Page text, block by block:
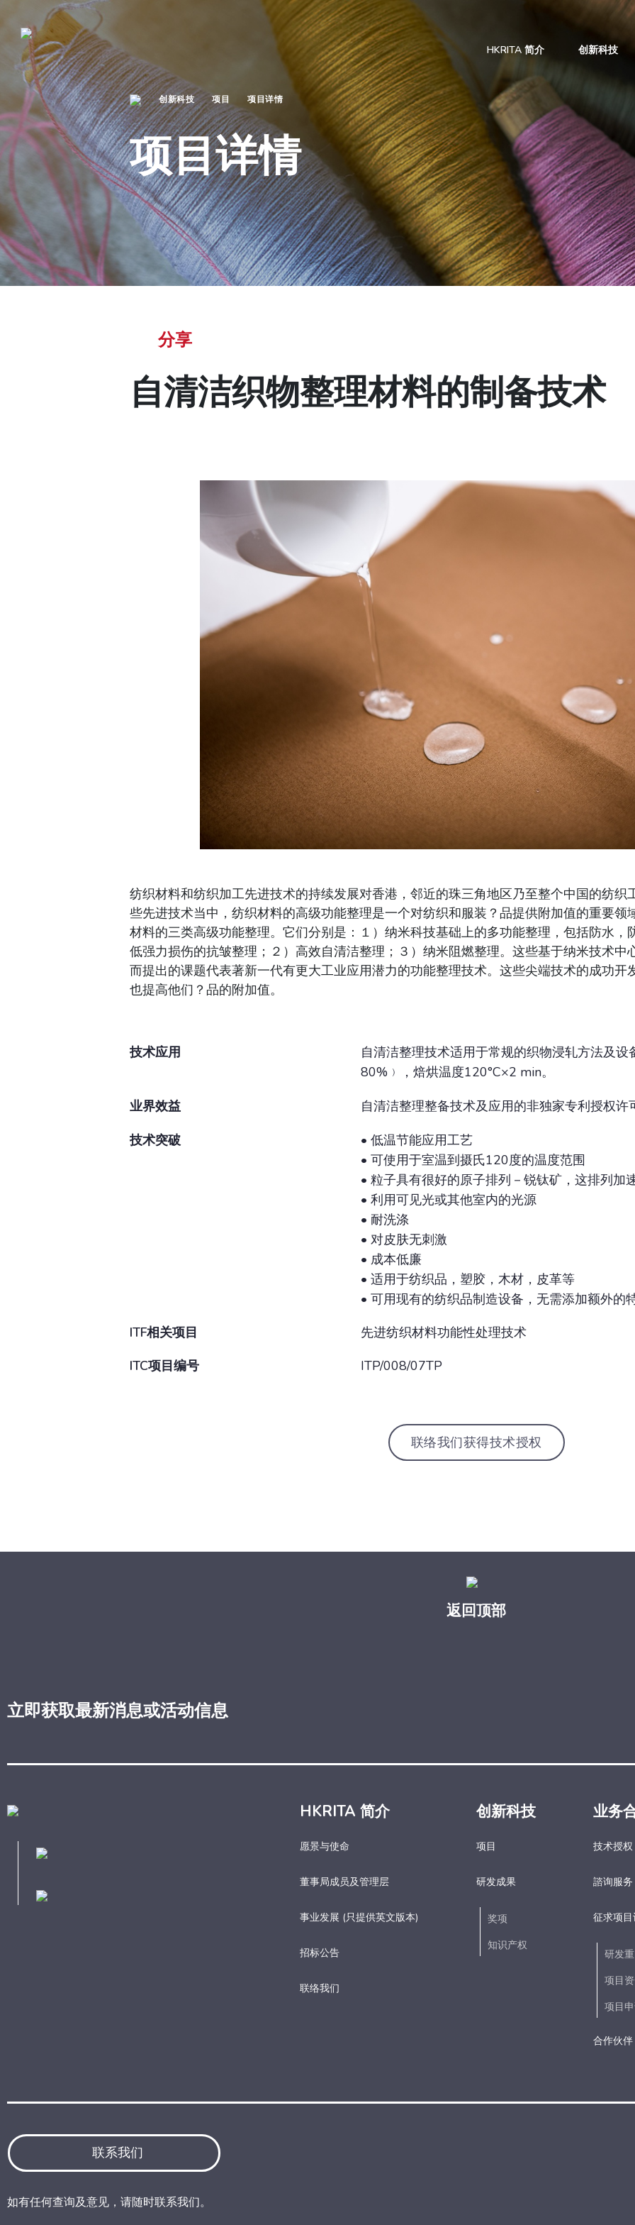
HKRITA 简介 创新科技
创新科技 项目 项目详情
项目详情
分享
自清洁织物整理材料的制备技术
纺织材料和纺织加工先进技术的持续发展对香港，邻近的珠三角地区乃至整个中国的纺织
些先进技术当中，纺织材料的高级功能整理是一个对纺织和服装？品提供附加值的重要领
材料的三类高级功能整理。它们分别是：１）纳米科技基础上的多功能整理，包括防水，
低强力损伤的抗皱整理；２）高效自清洁整理；３）纳米阻燃整理。这些基于纳米技术中
而提出的课题代表著新一代有更大工业应用潜力的功能整理技术。这些尖端技术的成功开
也提高他们？品的附加值。
技术应用
自清洁整理技术适用于常规的织物浸轧方法及
80%﹚，焙烘温度120°C×2 min。
业界效益
自清洁整理整备技术及应用的非独家专利授权许
技术突破
• 低温节能应用工艺
• 可使用于室温到摄氏120度的温度范围
• 粒子具有很好的原子排列－锐钛矿，这排列加
• 利用可见光或其他室内的光源
• 耐洗涤
• 对皮肤无刺激
• 成本低廉
• 适用于纺织品，塑胶，木材，皮革等
• 可用现有的纺织品制造设备，无需添加额外的
ITF相关项目
先进纺织材料功能性处理技术
ITC项目编号
ITP/008/07TP
联络我们获得技术授权
返回顶部
立即获取最新消息或活动信息
HKRITA 简介
愿景与使命
董事局成员及管理层
事业发展 (只提供英文版本)
招标公告
联络我们
创新科技
项目
研发成果
奖项
知识产权
业务
技术授权
諮询服务
征求项
研发
项目
项目
合作伙伴
联系我们
如有任何查询及意见，请随时联系我们。